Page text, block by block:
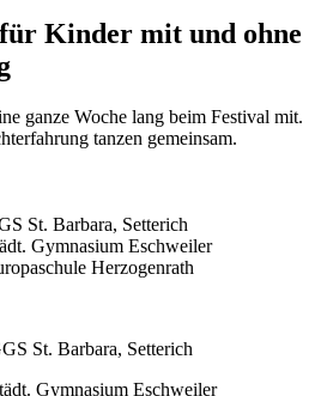
Kinder mit und ohne
ganze Woche lang beim Festival mit.
tanzen gemeinsam.
St. Barbara, Setterich
Gymnasium Eschweiler
Herzogenrath
St. Barbara, Setterich
Gymnasium Eschweiler